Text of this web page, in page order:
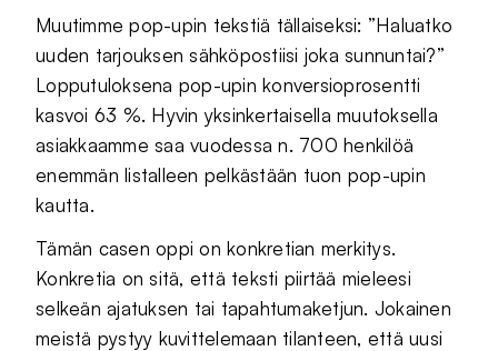
Muutimme pop-upin tekstiä tällaiseksi: ”Haluatko
uuden tarjouksen sähköpostiisi joka sunnuntai?”
Lopputuloksena pop-upin konversioprosentti
kasvoi 63 %. Hyvin yksinkertaisella muutoksella
asiakkaamme saa vuodessa n. 700 henkilöä
enemmän listalleen pelkästään tuon pop-upin
kautta.
Tämän casen oppi on konkretian merkitys.
Konkretia on sitä, että teksti piirtää mieleesi
selkeän ajatuksen tai tapahtumaketjun. Jokainen
meistä pystyy kuvittelemaan tilanteen, että uusi